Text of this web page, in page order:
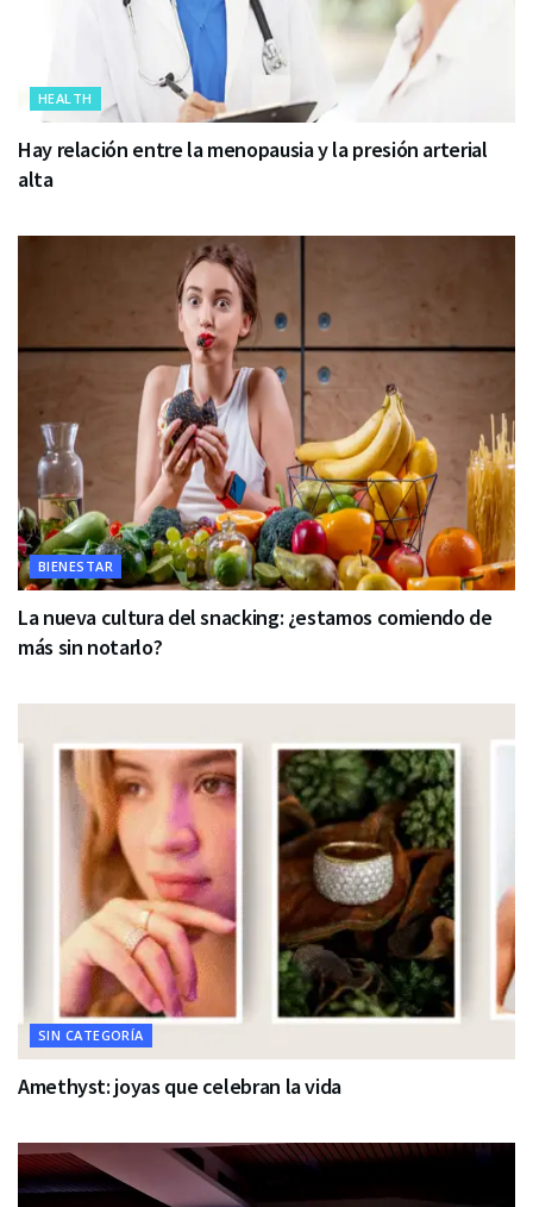
HEALTH
Hay relación entre la menopausia y la presión arterial
alta
BIENESTAR
La nueva cultura del snacking: ¿estamos comiendo de
más sin notarlo?
SIN CATEGORÍA
Amethyst: joyas que celebran la vida